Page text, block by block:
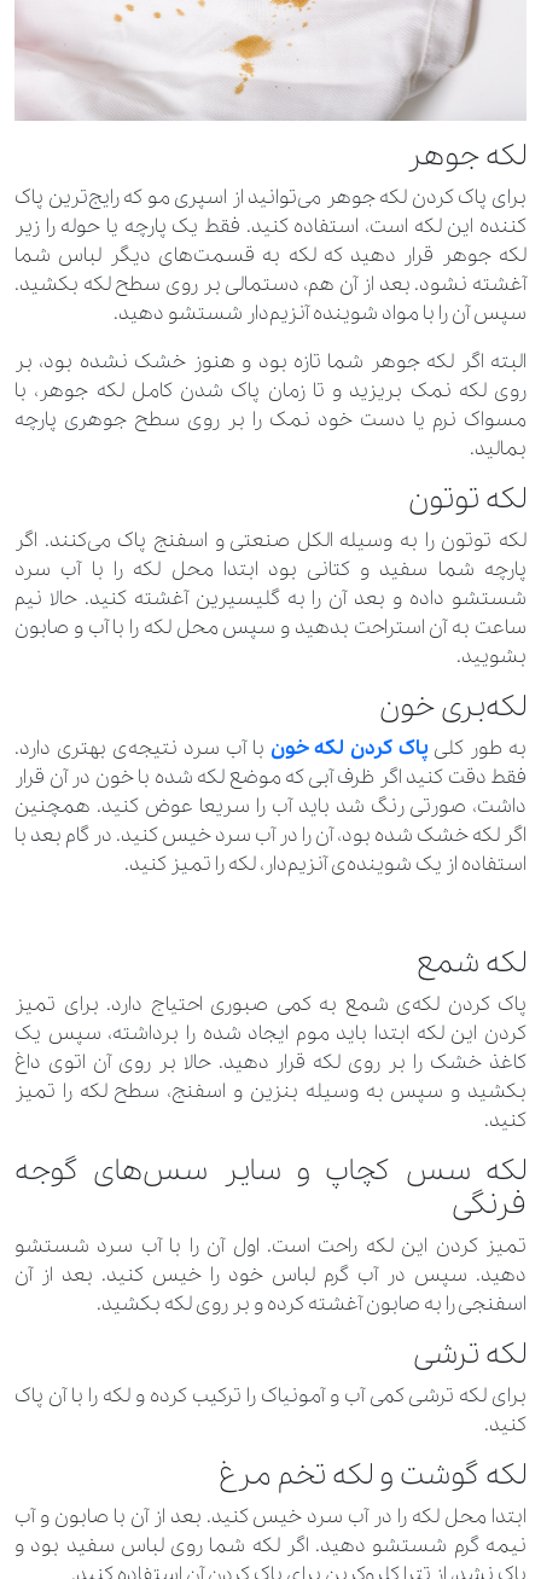
لکه جوهر
برای پاک کردن لکه جوهر می‌توانید از اسپری مو که رایج‌ترین پاک
کننده این لکه است، استفاده کنید. فقط یک پارچه یا حوله را زیر
لکه جوهر قرار دهید که لکه به قسمت‌های دیگر لباس شما
آغشته نشود. بعد از آن هم، دستمالی بر روی سطح لکه بکشید.
سپس آن را با مواد شوینده آنزیم‌دار شستشو دهید.
البته اگر لکه جوهر شما تازه بود و هنوز خشک نشده بود، بر
روی لکه نمک بریزید و تا زمان پاک شدن کامل لکه جوهر، با
مسواک نرم یا دست خود نمک را بر روی سطح جوهری پارچه
بمالید.
لکه توتون
لکه توتون را به وسیله الکل صنعتی و اسفنج پاک می‌کنند. اگر
پارچه شما سفید و کتانی بود ابتدا محل لکه را با آب سرد
شستشو داده و بعد آن را به گلیسیرین آغشته کنید. حالا نیم
ساعت به آن استراحت بدهید و سپس محل لکه را با آب و صابون
بشویید.
لکه‌بری خون
به طور کلی پاک کردن لکه خون با آب سرد نتیجه‌ی بهتری دارد.
فقط دقت کنید اگر ظرف آبی که موضع لکه شده با خون در آن قرار
داشت، صورتی رنگ شد باید آب را سریعا عوض کنید. همچنین
اگر لکه خشک شده بود، آن را در آب سرد خیس کنید. در گام بعد با
استفاده از یک شوینده‌ی آنزیم‌دار، لکه را تمیز کنید.
لکه شمع
پاک کردن لکه‌ی شمع به کمی صبوری احتیاج دارد. برای تمیز
کردن این لکه ابتدا باید موم ایجاد شده را برداشته، سپس یک
کاغذ خشک را بر روی لکه قرار دهید. حالا بر روی آن اتوی داغ
بکشید و سپس به وسیله بنزین و اسفنج، سطح لکه را تمیز
کنید.
لکه سس کچاپ و سایر سس‌های گوجه
فرنگی
تمیز کردن این لکه راحت است. اول آن را با آب سرد شستشو
دهید. سپس در آب گرم لباس خود را خیس کنید. بعد از آن
اسفنجی را به صابون آغشته کرده و بر روی لکه بکشید.
لکه ترشی
برای لکه ترشی کمی آب و آمونیاک را ترکیب کرده و لکه را با آن پاک
کنید.
لکه گوشت و لکه تخم مرغ
ابتدا محل لکه را در آب سرد خیس کنید. بعد از آن با صابون و آب
نیمه گرم شستشو دهید. اگر لکه شما روی لباس سفید بود و